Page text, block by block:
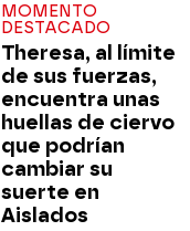
MOMENTO
DESTACADO
Theresa, al límite
de sus fuerzas,
encuentra unas
huellas de ciervo
que podrían
cambiar su
suerte en
Aislados